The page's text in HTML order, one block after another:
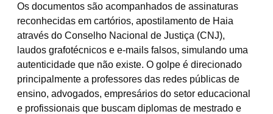
​Os documentos são acompanhados de assinaturas
reconhecidas em cartórios, apostilamento de Haia
através do Conselho Nacional de Justiça (CNJ),
laudos grafotécnicos e e-mails falsos, simulando uma
autenticidade que não existe. O golpe é direcionado
principalmente a professores das redes públicas de
ensino, advogados, empresários do setor educacional
e profissionais que buscam diplomas de mestrado e